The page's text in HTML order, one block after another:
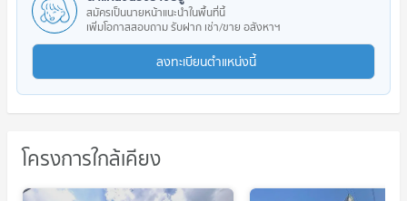
สมัครเป็นนายหน้าแนะนำในพื้นที่นี้
เพิ่มโอกาสสอบถาม รับฝาก เช่า/ขาย อสังหาฯ
ลงทะเบียนตำแหน่งนี้
โครงการใกล้เคียง